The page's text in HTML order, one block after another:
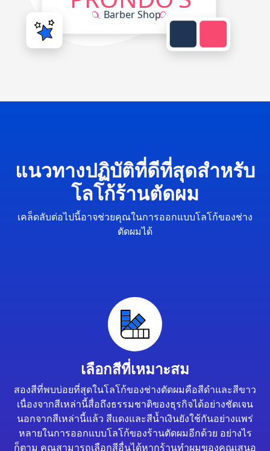
แนวทางปฏิบัติที่ดีที่สุดสำหรับ
โลโก้ร้านตัดผม
เคล็ดลับต่อไปนี้อาจช่วยคุณในการออกแบบโลโก้ของช่าง
ตัดผมได้
เลือกสีที่เหมาะสม
สองสีที่พบบ่อยที่สุดในโลโก้ของช่างตัดผมคือสีดำและสีขาว
เนื่องจากสีเหล่านี้สื่อถึงธรรมชาติของธุรกิจได้อย่างชัดเจน
นอกจากสีเหล่านี้แล้ว สีแดงและสีน้ำเงินยังใช้กันอย่างแพร่
หลายในการออกแบบโลโก้ของร้านตัดผมอีกด้วย อย่างไร
ก็ตาม คุณสามารถเลือกสีอื่นได้หากร้านทำผมของคุณเสนอ